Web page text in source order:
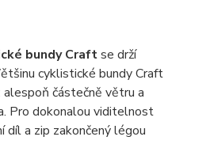
bundy Craftse drží
cyklistické bundy Craft
částečně větru a
Pro dokonalou viditelnost
díl a zip zakončený légou